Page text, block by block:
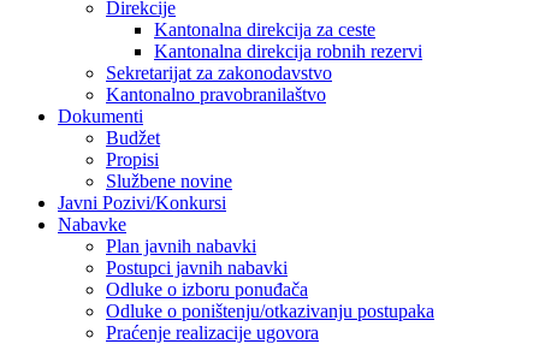
Direkcije
Kantonalna direkcija za ceste
Kantonalna direkcija robnih rezervi
Sekretarijat za zakonodavstvo
Kantonalno pravobranilaštvo
Dokumenti
Budžet
Propisi
Službene novine
Javni Pozivi/Konkursi
Nabavke
Plan javnih nabavki
Postupci javnih nabavki
Odluke o izboru ponuđača
Odluke o poništenju/otkazivanju postupaka
Praćenje realizacije ugovora